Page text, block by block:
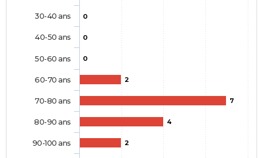
0
0
0
2
7
4
2
30-40 ans
40-50 ans
50-60 ans
60-70 ans
70-80 ans
80-90 ans
90-100 ans